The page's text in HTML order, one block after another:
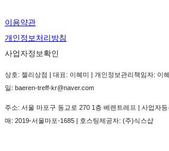
이용약관
개인정보처리방침
사업자정보확인
상호: 젤리상점 | 대표: 이혜미 | 개인정보관리책임자: 이
일: baeren-treff-kr@naver.com
주소: 서울 마포구 동교로 270 1층 베렌트레프 | 사업자등
매: 2019-서울마포-1685 | 호스팅제공자: (주)식스샵